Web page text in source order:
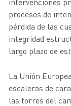
intervenciones
procesos de
pérdida de las
integridad
largo plazo de
La Unión
escaleras de
las torres del